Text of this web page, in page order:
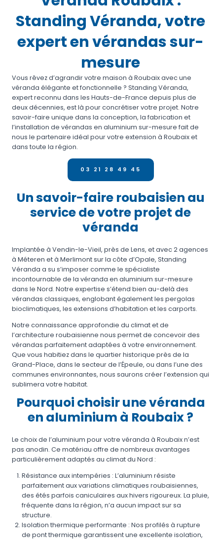
Standing Véranda, votre
expert en vérandas sur-
mesure
Vous rêvez d’agrandir votre maison à Roubaix avec une
véranda élégante et fonctionnelle ? Standing Véranda,
expert reconnu dans les Hauts-de-France depuis plus de
deux décennies, est là pour concrétiser votre projet. Notre
savoir-faire unique dans la conception, la fabrication et
l’installation de vérandas en aluminium sur-mesure fait de
nous le partenaire idéal pour votre extension à Roubaix et
dans toute la région.
03 21 28 49 45
Un savoir-faire roubaisien au
service de votre projet de
véranda
Implantée à Vendin-le-Vieil, près de Lens, et avec 2 agences
à Méteren et à Merlimont sur la côte d’Opale, Standing
Véranda a su s’imposer comme le spécialiste
incontournable de la véranda en aluminium sur-mesure
dans le Nord. Notre expertise s’étend bien au-delà des
vérandas classiques, englobant également les pergolas
bioclimatiques, les extensions d’habitation et les carports.
Notre connaissance approfondie du climat et de
l’architecture roubaisienne nous permet de concevoir des
vérandas parfaitement adaptées à votre environnement.
Que vous habitiez dans le quartier historique près de la
Grand-Place, dans le secteur de l’Épeule, ou dans l’une des
communes environnantes, nous saurons créer l’extension qui
sublimera votre habitat.
Pourquoi choisir une véranda
en aluminium à Roubaix ?
Le choix de l’aluminium pour votre véranda à Roubaix n’est
pas anodin. Ce matériau offre de nombreux avantages
particulièrement adaptés au climat du Nord :
Résistance aux intempéries : L’aluminium résiste
parfaitement aux variations climatiques roubaisiennes,
des étés parfois caniculaires aux hivers rigoureux. La pluie,
fréquente dans la région, n’a aucun impact sur sa
structure.
Isolation thermique performante : Nos profilés à rupture
de pont thermique garantissent une excellente isolation,